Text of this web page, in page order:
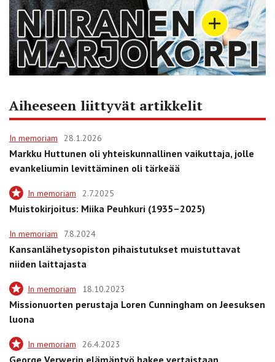
Aiheeseen liittyvät artikkelit
In memoriam 28.1.2026
Markku Huttunen oli yhteiskunnallinen vaikuttaja, jolle
evankeliumin levittäminen oli tärkeää
In memoriam 2.7.2025
Muistokirjoitus: Miika Peuhkuri (1935–2025)
In memoriam 7.8.2024
Kansanlähetysopiston pihaistutukset muistuttavat
niiden laittajasta
In memoriam 18.10.2023
Missionuorten perustaja Loren Cunningham on Jeesuksen
luona
In memoriam 26.4.2023
George Verwerin elämäntyö hakee vertaistaan